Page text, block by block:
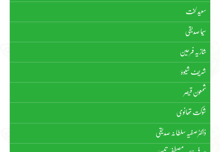
سعید لخت
سیما صدیقی
شازیہ فرحین
شریف شیوہؔ
شمعون قیصر
شوکت تھانوی
ڈاکٹر صفیہ سلطانہ صدیقی